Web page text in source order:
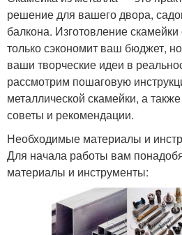
решение для вашего двора,
балкона. Изготовление
только сэкономит ваш бюджет,
ваши творческие идеи в
рассмотрим пошаговую
металлической скамейки, а
советы и рекомендации.
Необходимые материалы и
Для начала работы вам
материалы и инструменты: